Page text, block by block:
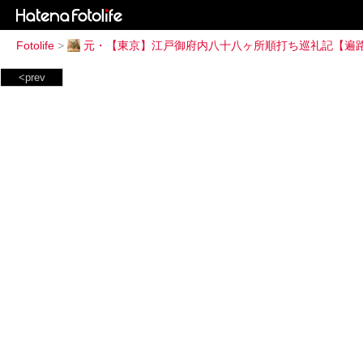
Fotolife > 元・【東京】江戸御府内八十八ヶ所順打ち巡礼記【遍
<prev